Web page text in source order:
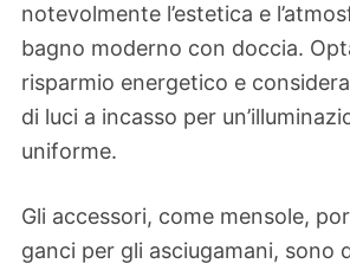
notevolmente l’estetica e
bagno moderno con doccia.
risparmio energetico e
di luci a incasso per
uniforme.
Gli accessori, come mensole,
ganci per gli asciugamani, sono